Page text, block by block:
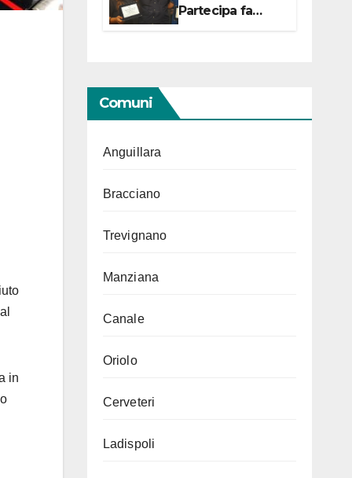
in
Partecipa fa
centro con due
Comuni
Anguillara
Bracciano
Trevignano
Manziana
Canale
Oriolo
Cerveteri
Ladispoli